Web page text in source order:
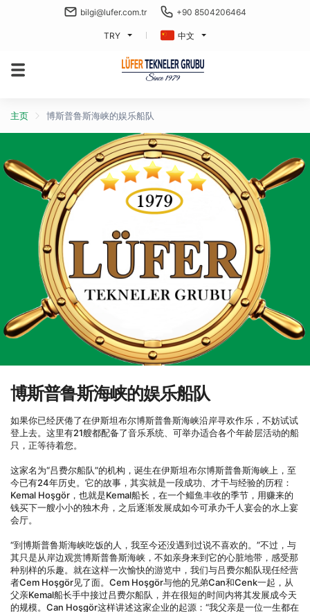
bilgi@lufer.com.tr +90 8504206464
TRY 中文
主页 博斯普鲁斯海峡的娱乐船队
博斯普鲁斯海峡的娱乐船队
如果你已经厌倦了在伊斯坦布尔博斯普鲁斯海峡沿岸寻欢作乐，不妨试试
登上去。这里有21艘都配备了音乐系统、可举办适合各个年龄层活动的船
只，正等待着您。
这家名为“吕费尔船队”的机构，诞生在伊斯坦布尔博斯普鲁斯海峡上，至
今已有24年历史。它的故事，其实就是一段成功、才干与经验的历程：
Kemal Hoşgör，也就是Kemal船长，在一个鲻鱼丰收的季节，用赚来的
钱买下一艘小小的独木舟，之后逐渐发展成如今可承办千人宴会的水上宴
会厅。
“到博斯普鲁斯海峡吃饭的人，我至今还没遇到过说不喜欢的。”不过，与
其只是从岸边观赏博斯普鲁斯海峡，不如亲身来到它的心脏地带，感受那
种别样的乐趣。就在这样一次愉快的游览中，我们与吕费尔船队现任经营
者Cem Hoşgör见了面。Cem Hoşgör与他的兄弟Can和Cenk一起，从
父亲Kemal船长手中接过吕费尔船队，并在很短的时间内将其发展成今天
的规模。Can Hoşgör这样讲述这家企业的起源：“我父亲是一位一生都在